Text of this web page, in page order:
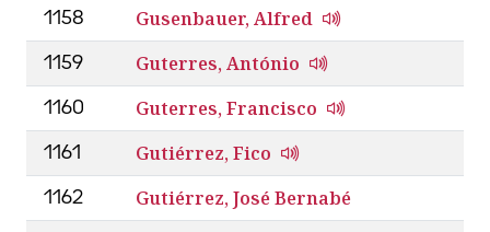
1158 Gusenbauer, Alfred
1159 Guterres, António
1160 Guterres, Francisco
1161 Gutiérrez, Fico
1162 Gutiérrez, José Bernabé